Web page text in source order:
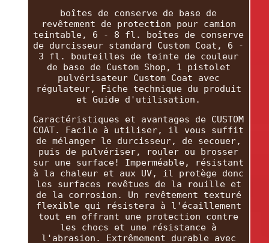
boîtes de conserve de base de
revêtement de protection pour camion
teintable, 6 - 8 fl. boîtes de conserve
de durcisseur standard Custom Coat, 6 -
3 fl. bouteilles de teinte de couleur
de base de Custom Shop, 1 pistolet
pulvérisateur Custom Coat avec
régulateur, Fiche technique du produit
et Guide d'utilisation.
Caractéristiques et avantages de CUSTOM
COAT. Facile à utiliser, il vous suffit
de mélanger le durcisseur, de secouer,
puis de pulvériser, rouler ou brosser
sur une surface! Imperméable, résistant
à la chaleur et aux UV, il protège donc
les surfaces revêtues de la rouille et
de la corrosion. Un revêtement texturé
flexible qui résistera à l'écaillement
tout en offrant une protection contre
les chocs et une résistance à
l'abrasion. Extrêmement durable avec